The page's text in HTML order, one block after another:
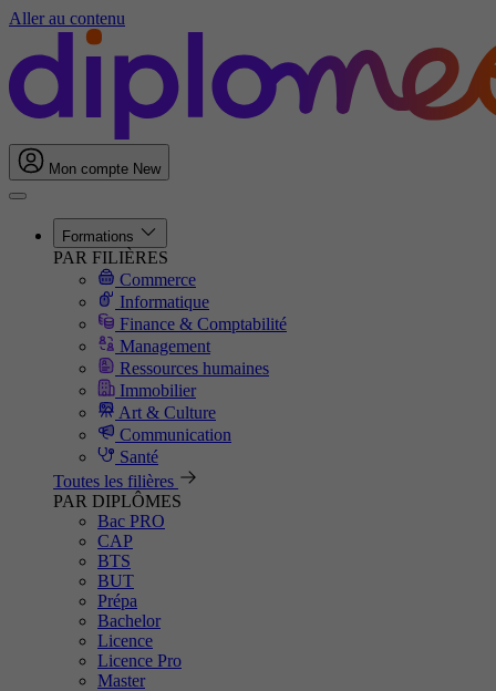
Aller au contenu
Mon compte New
Formations
PAR FILIÈRES
Commerce
Informatique
Finance & Comptabilité
Management
Ressources humaines
Immobilier
Art & Culture
Communication
Santé
Toutes les filières
PAR DIPLÔMES
Bac PRO
CAP
BTS
BUT
Prépa
Bachelor
Licence
Licence Pro
Master